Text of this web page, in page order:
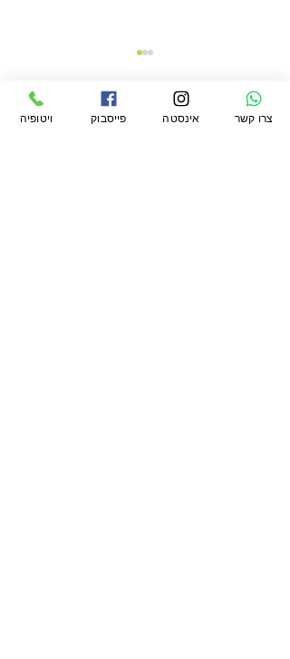
תגובות ויטופיה פייסבוק אינסטה צרו קשר